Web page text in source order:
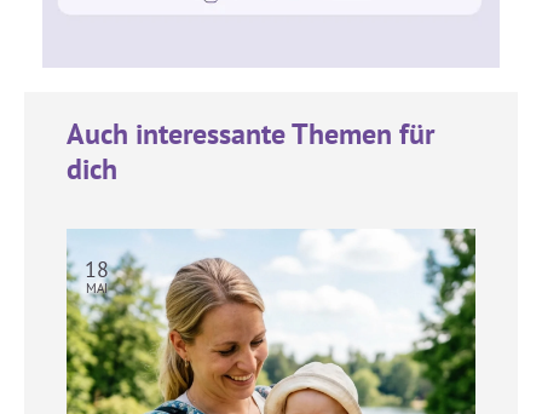
Auch interessante Themen für
dich
18
MAI